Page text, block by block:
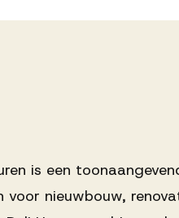
is een
voor nieuwbouw,